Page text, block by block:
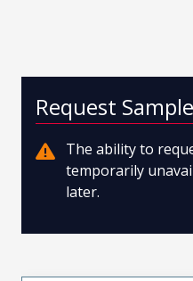
Request
The ability to
temporarily
later.